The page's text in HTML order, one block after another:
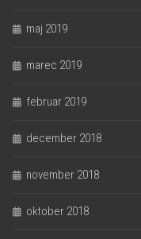
maj 2019
marec 2019
februar 2019
december 2018
november 2018
oktober 2018